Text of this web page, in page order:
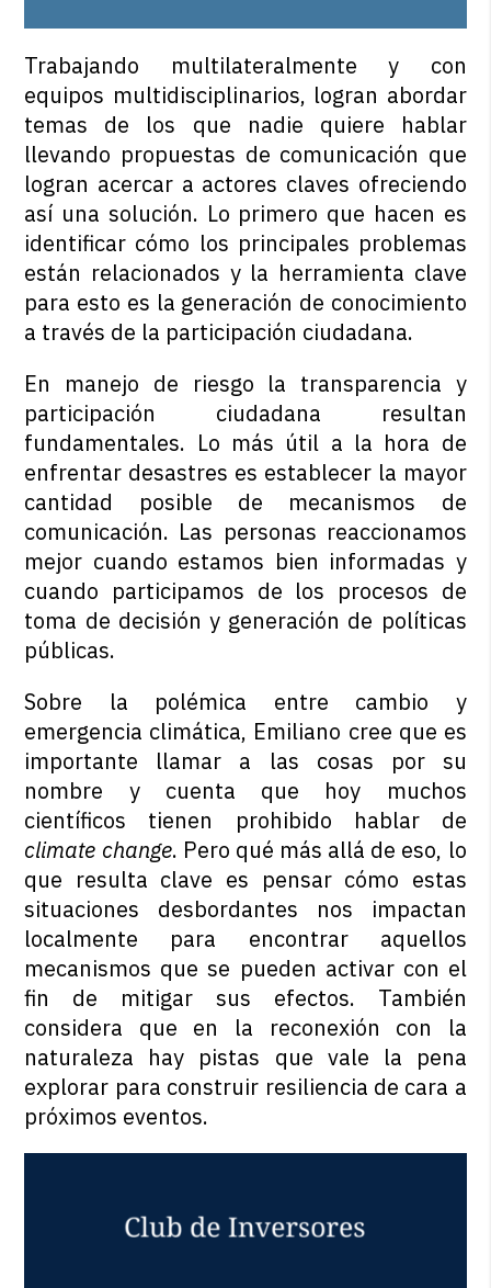
Trabajando multilateralmente y con
equipos multidisciplinarios, logran abordar
temas de los que nadie quiere hablar
llevando propuestas de comunicación que
logran acercar a actores claves ofreciendo
así una solución. Lo primero que hacen es
identificar cómo los principales problemas
están relacionados y la herramienta clave
para esto es la generación de conocimiento
a través de la participación ciudadana.
En manejo de riesgo la transparencia y
participación ciudadana resultan
fundamentales. Lo más útil a la hora de
enfrentar desastres es establecer la mayor
cantidad posible de mecanismos de
comunicación. Las personas reaccionamos
mejor cuando estamos bien informadas y
cuando participamos de los procesos de
toma de decisión y generación de políticas
públicas.
Sobre la polémica entre cambio y
emergencia climática, Emiliano cree que es
importante llamar a las cosas por su
nombre y cuenta que hoy muchos
científicos tienen prohibido hablar de
climate change. Pero qué más allá de eso, lo
que resulta clave es pensar cómo estas
situaciones desbordantes nos impactan
localmente para encontrar aquellos
mecanismos que se pueden activar con el
fin de mitigar sus efectos. También
considera que en la reconexión con la
naturaleza hay pistas que vale la pena
explorar para construir resiliencia de cara a
próximos eventos.